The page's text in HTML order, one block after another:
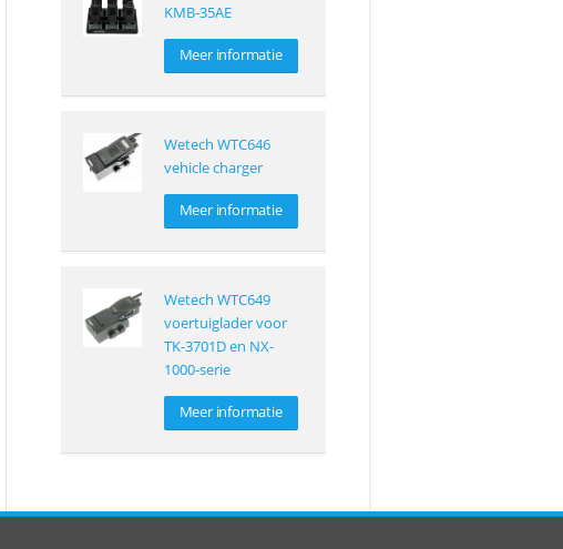
KMB-35AE
Meer informatie
Wetech WTC646
vehicle charger
Meer informatie
Wetech WTC649
voertuiglader voor
TK-3701D en NX-
1000-serie
Meer informatie